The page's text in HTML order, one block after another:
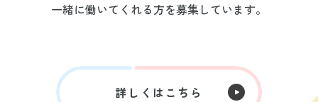
一緒に働いてくれる方を募集しています。
詳しくはこちら